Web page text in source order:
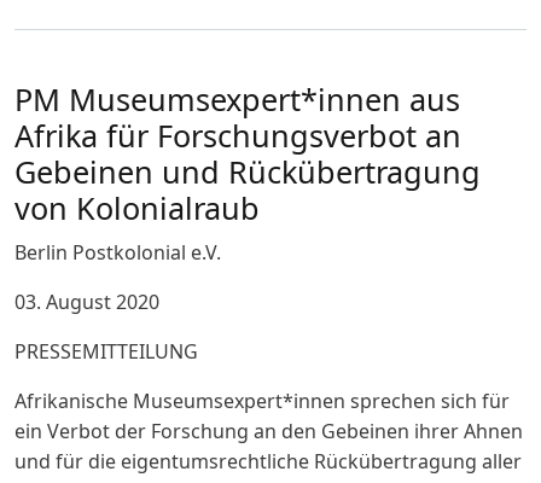
PM Museumsexpert*innen aus
Afrika für Forschungsverbot an
Gebeinen und Rückübertragung
von Kolonialraub
Berlin Postkolonial e.V.
03. August 2020
PRESSEMITTEILUNG
Afrikanische Museumsexpert*innen sprechen sich für
ein Verbot der Forschung an den Gebeinen ihrer Ahnen
und für die eigentumsrechtliche Rückübertragung aller